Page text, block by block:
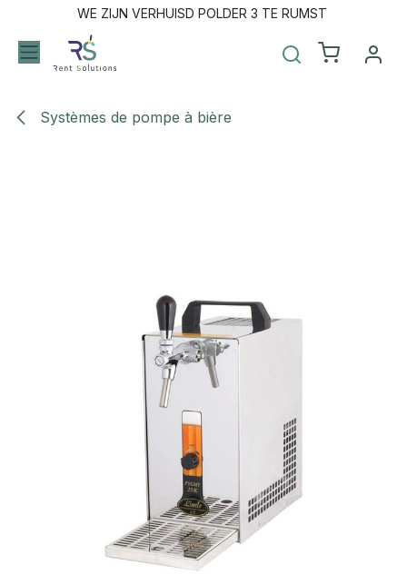
Se rendre au contenuWE ZIJN VERHUISD POLDER 3 TE RUMST
Systèmes de pompe à bière